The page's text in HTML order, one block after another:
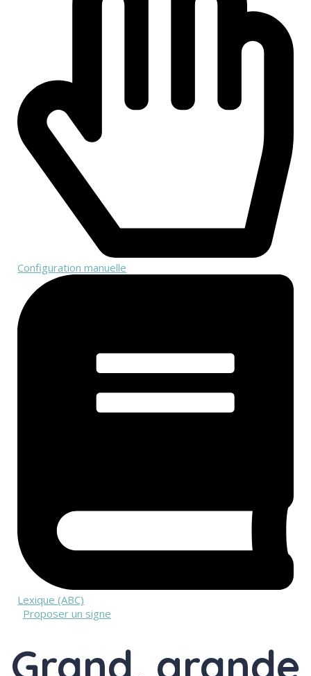
Configuration manuelle
Lexique (ABC)
Proposer un signe
Grand, grande